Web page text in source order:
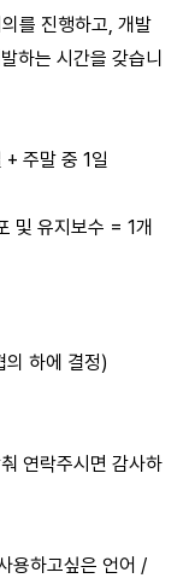
를 진행하고, 개발
하는 시간을 갖습니
주말 중 1일
및 유지보수 = 1개
하에 결정)
연락주시면 감사하
용하고싶은 언어 /